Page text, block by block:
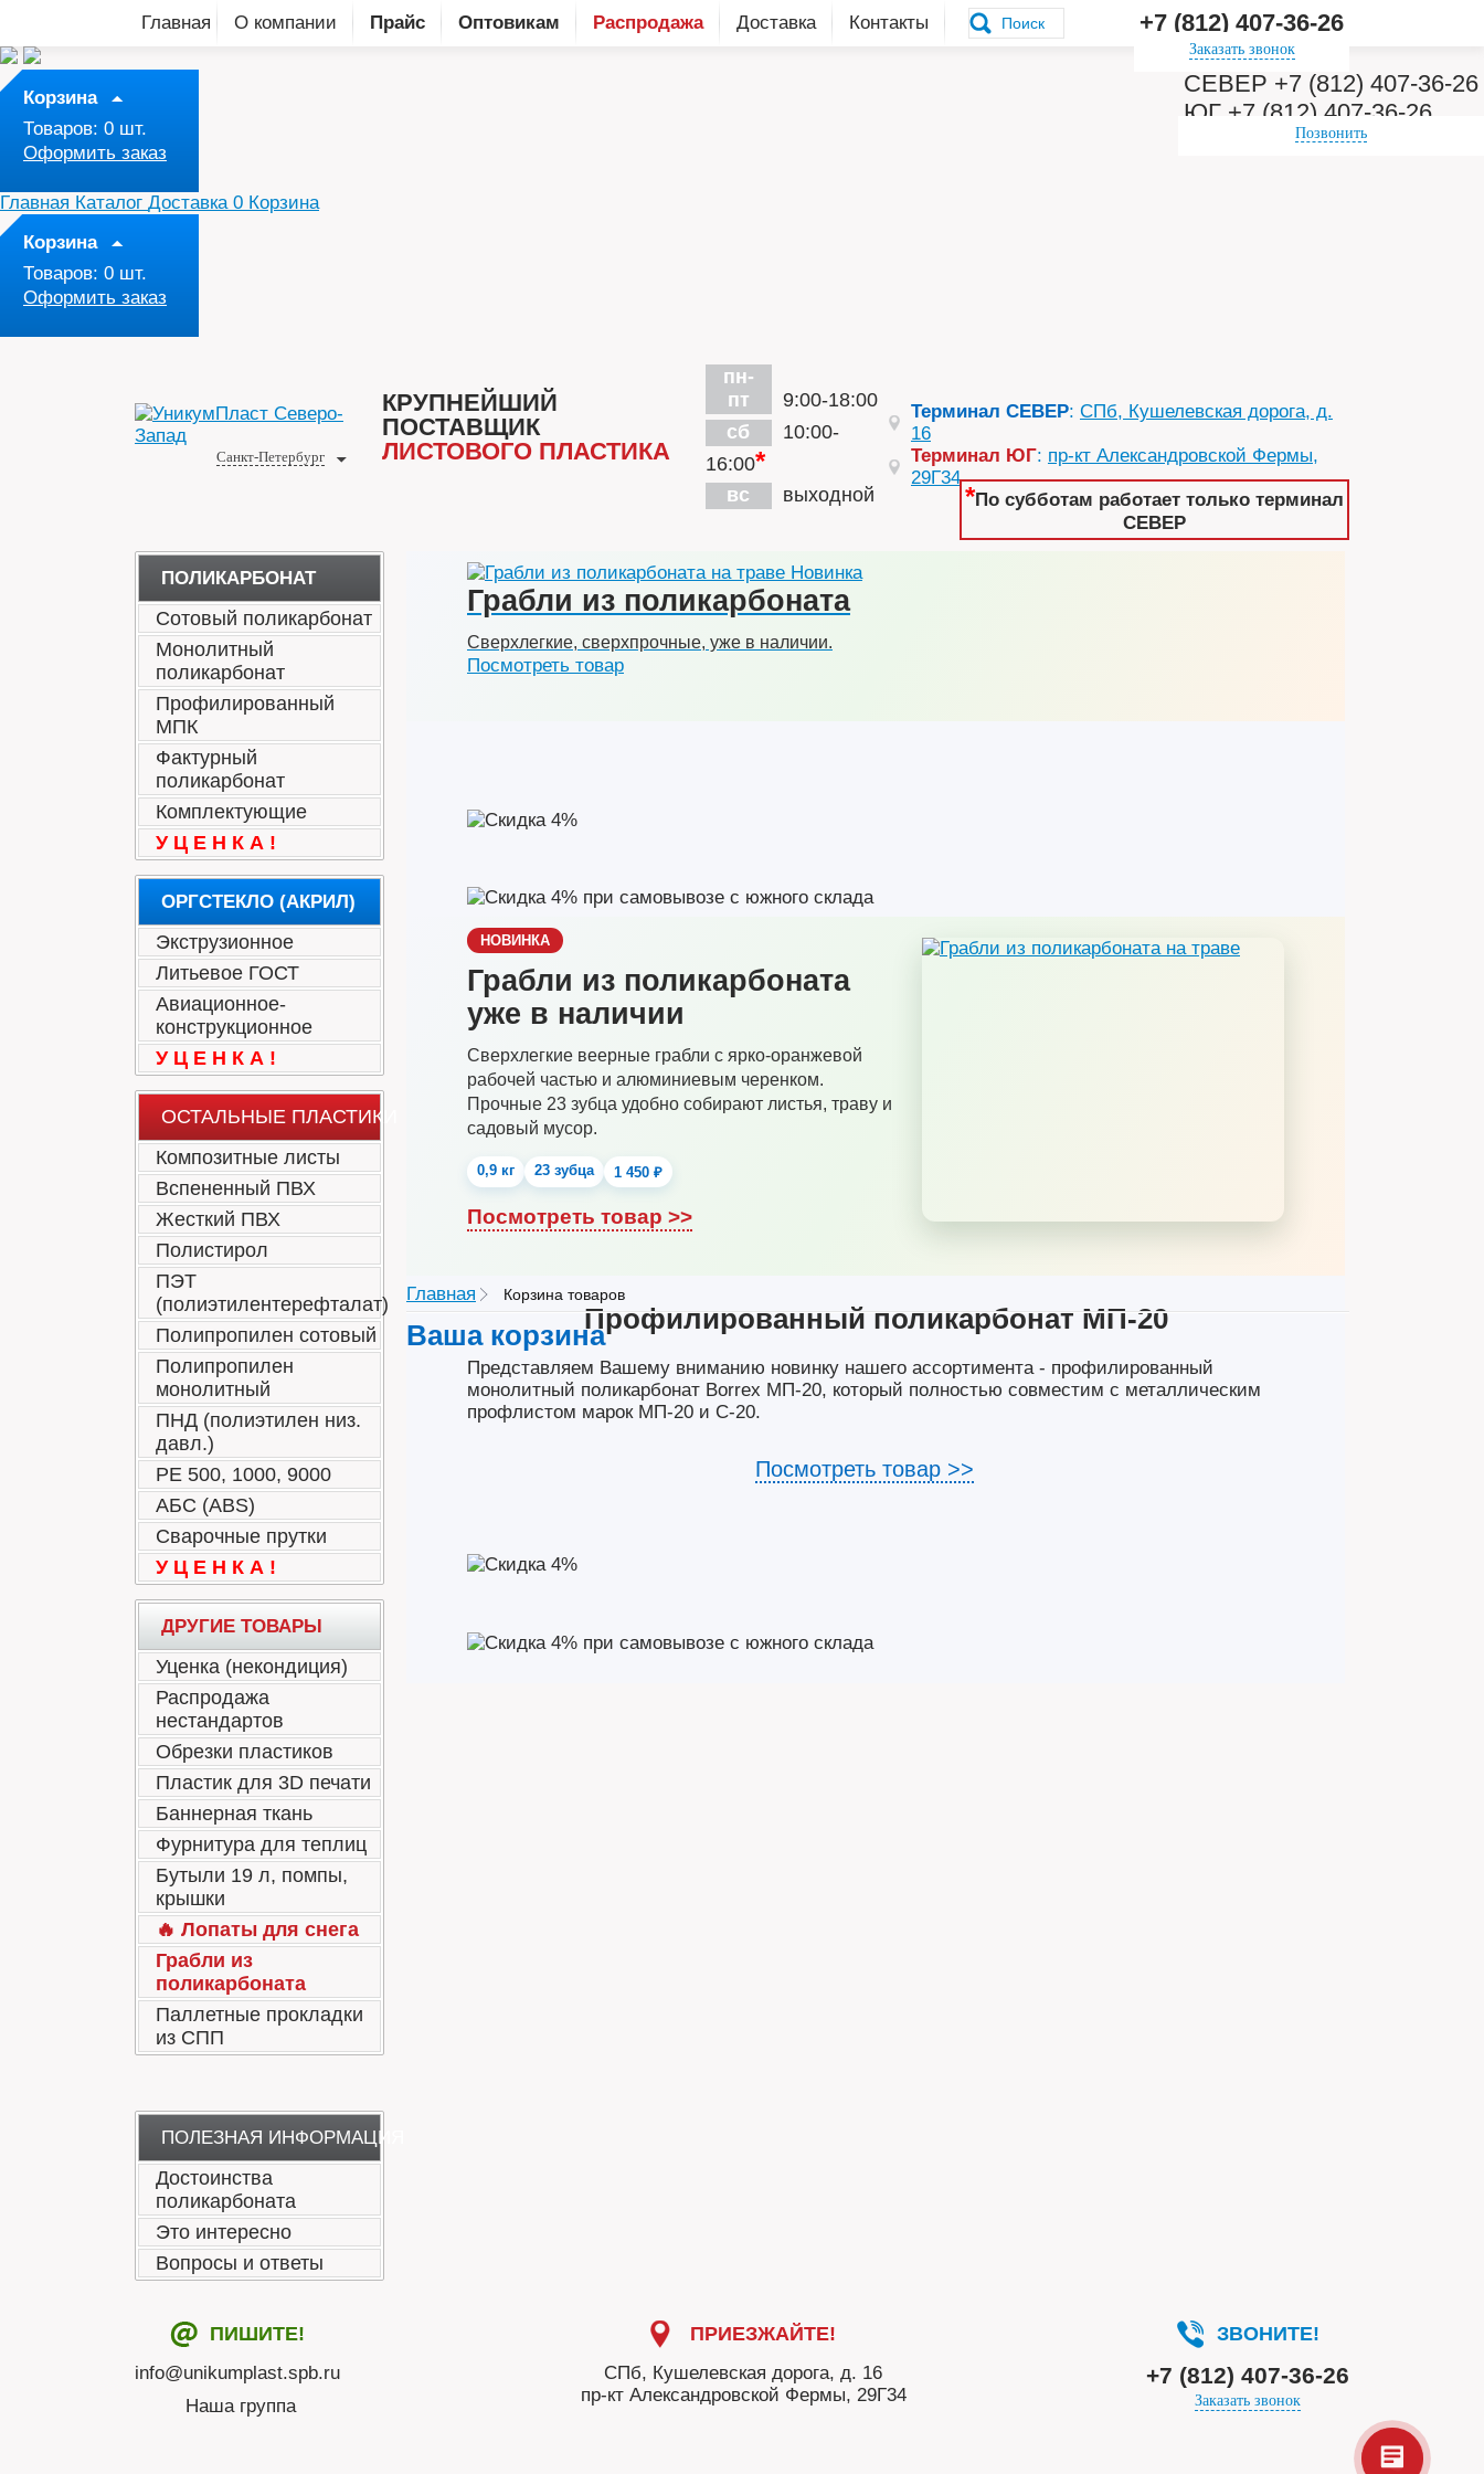
СЕВЕР +7 (812) 407-36-26
ЮГ +7 (812) 407-36-26
Позвонить
Корзина
Товаров: 0 шт.
Оформить заказ
Главная Каталог Доставка 0 Корзина
Корзина
Товаров: 0 шт.
Оформить заказ
Главная О компании Прайс Оптовикам Распродажа Доставка Контакты +7 (812) 407-36-26
Заказать звонок
Санкт-Петербург
КРУПНЕЙШИЙ
ПОСТАВЩИК
ЛИСТОВОГО ПЛАСТИКА
пн-
пт
9:00-18:00
сб
10:00-
16:00*
вс выходной
Терминал СЕВЕР: СПб, Кушелевская дорога, д.
16
Терминал ЮГ: пр-кт Александровской Фермы,
29Г34
*По субботам работает только терминал
СЕВЕР
ПОЛИКАРБОНАТ
Сотовый поликарбонат
Монолитный
поликарбонат
Профилированный
МПК
Фактурный
поликарбонат
Комплектующие
У Ц Е Н К А !
ОРГСТЕКЛО (АКРИЛ)
Экструзионное
Литьевое ГОСТ
Авиационное-
конструкционное
У Ц Е Н К А !
ОСТАЛЬНЫЕ ПЛАСТИКИ
Композитные листы
Вспененный ПВХ
Жесткий ПВХ
Полистирол
ПЭТ
(полиэтилентерефталат)
Полипропилен сотовый
Полипропилен
монолитный
ПНД (полиэтилен низ.
давл.)
РЕ 500, 1000, 9000
АБС (ABS)
Сварочные прутки
У Ц Е Н К А !
ДРУГИЕ ТОВАРЫ
Уценка (некондиция)
Распродажа
нестандартов
Обрезки пластиков
Пластик для 3D печати
Баннерная ткань
Фурнитура для теплиц
Бутыли 19 л, помпы,
крышки
🔥 Лопаты для снега
Грабли из
поликарбоната
Паллетные прокладки
из СПП
ПОЛЕЗНАЯ ИНФОРМАЦИЯ
Достоинства
поликарбоната
Это интересно
Вопросы и ответы
Новинка
Грабли из поликарбоната
Сверхлегкие, сверхпрочные, уже в наличии.
Посмотреть товар
НОВИНКА
Грабли из поликарбоната
уже в наличии
Сверхлегкие веерные грабли с ярко-оранжевой
рабочей частью и алюминиевым черенком.
Прочные 23 зубца удобно собирают листья, траву и
садовый мусор.
0,9 кг 23 зубца 1 450 ₽
Посмотреть товар >>
Профилированный поликарбонат МП-20
Представляем Вашему вниманию новинку нашего ассортимента - профилированный
монолитный поликарбонат Borrex МП-20, который полностью совместим с металлическим
профлистом марок МП-20 и С-20.
Посмотреть товар >>
Главная Корзина товаров
Ваша корзина
ПИШИТЕ!
info@unikumplast.spb.ru
Наша группа
ПРИЕЗЖАЙТЕ!
СПб, Кушелевская дорога, д. 16
пр-кт Александровской Фермы, 29Г34
ЗВОНИТЕ!
+7 (812) 407-36-26
Заказать звонок